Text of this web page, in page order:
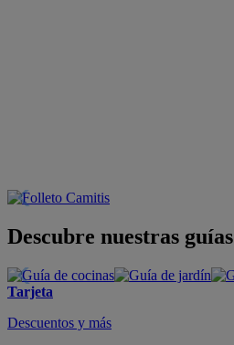
Descubre nuestras guías
Tarjeta
Descuentos y más